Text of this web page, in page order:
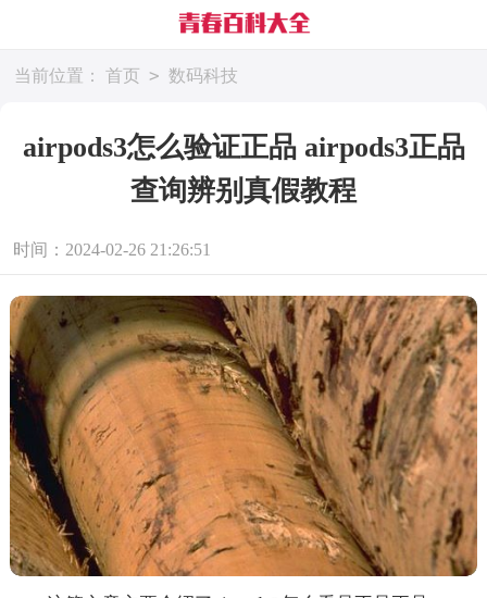
当前位置： 首页 > 数码科技
airpods3怎么验证正品 airpods3正品
查询辨别真假教程
时间：2024-02-26 21:26:51